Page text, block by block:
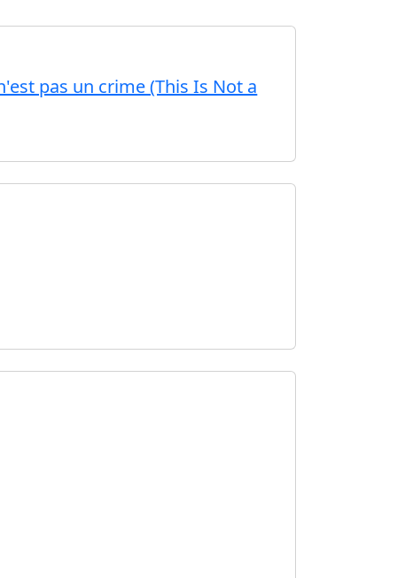
pas un crime (This Is Not a